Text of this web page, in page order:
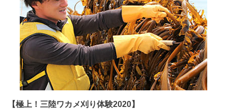
【極上！三陸ワカメ刈り体験2020】